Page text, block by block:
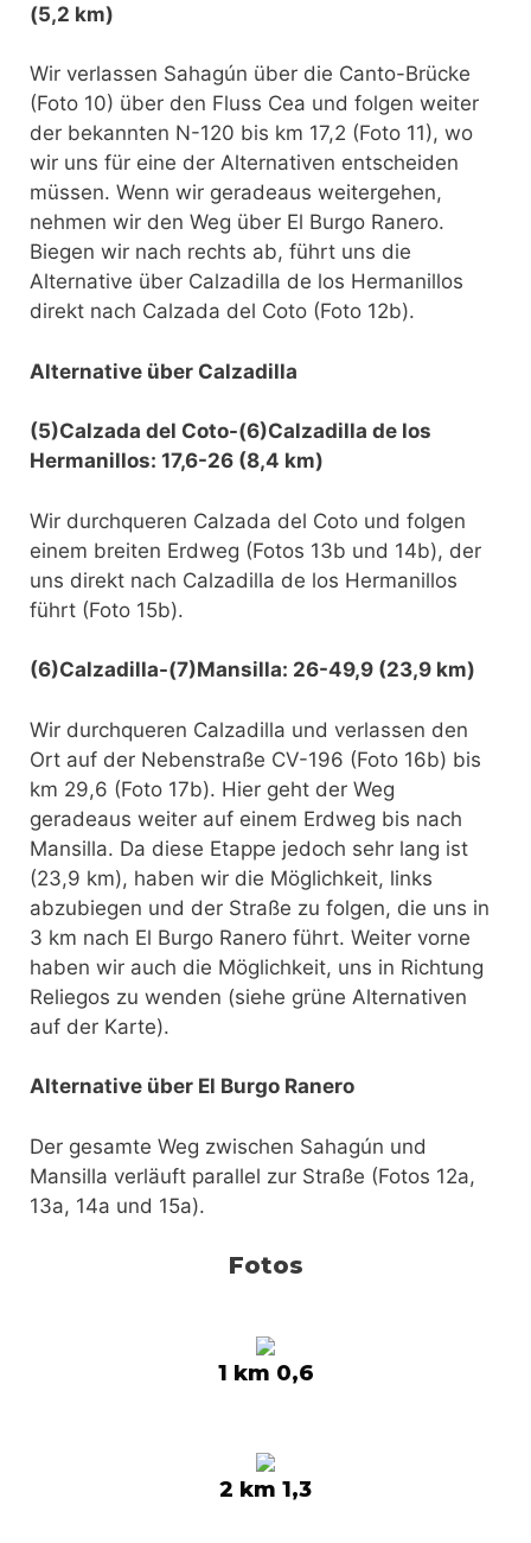
(5,2 km)
Wir verlassen Sahagún über die Canto-Brücke
(Foto 10) über den Fluss Cea und folgen weiter
der bekannten N-120 bis km 17,2 (Foto 11), wo
wir uns für eine der Alternativen entscheiden
müssen. Wenn wir geradeaus weitergehen,
nehmen wir den Weg über El Burgo Ranero.
Biegen wir nach rechts ab, führt uns die
Alternative über Calzadilla de los Hermanillos
direkt nach Calzada del Coto (Foto 12b).
Alternative über Calzadilla
(5)Calzada del Coto-(6)Calzadilla de los
Hermanillos: 17,6-26 (8,4 km)
Wir durchqueren Calzada del Coto und folgen
einem breiten Erdweg (Fotos 13b und 14b), der
uns direkt nach Calzadilla de los Hermanillos
führt (Foto 15b).
(6)Calzadilla-(7)Mansilla: 26-49,9 (23,9 km)
Wir durchqueren Calzadilla und verlassen den
Ort auf der Nebenstraße CV-196 (Foto 16b) bis
km 29,6 (Foto 17b). Hier geht der Weg
geradeaus weiter auf einem Erdweg bis nach
Mansilla. Da diese Etappe jedoch sehr lang ist
(23,9 km), haben wir die Möglichkeit, links
abzubiegen und der Straße zu folgen, die uns in
3 km nach El Burgo Ranero führt. Weiter vorne
haben wir auch die Möglichkeit, uns in Richtung
Reliegos zu wenden (siehe grüne Alternativen
auf der Karte).
Alternative über El Burgo Ranero
Der gesamte Weg zwischen Sahagún und
Mansilla verläuft parallel zur Straße (Fotos 12a,
13a, 14a und 15a).
Fotos
1 km 0,6
2 km 1,3